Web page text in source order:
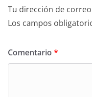
Tu dirección de
Los campos
Comentario *